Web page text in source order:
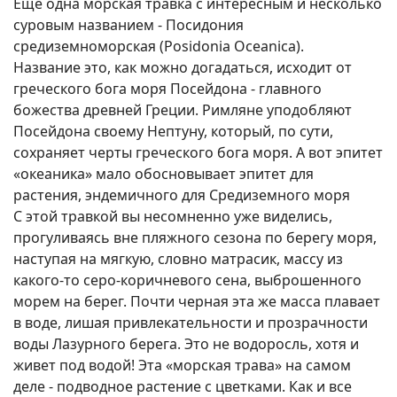
суровым названием - Посидония
средиземноморская (Posidonia Oceanica).
Название это, как можно догадаться, исходит от
греческого бога моря Посейдона - главного
божества древней Греции. Римляне уподобляют
Посейдона своему Нептуну, который, по сути,
сохраняет черты греческого бога моря. А вот эпитет
«океаника» мало обосновывает эпитет для
растения, эндемичного для Средиземного моря
С этой травкой вы несомненно уже виделись,
прогуливаясь вне пляжного сезона по берегу моря,
наступая на мягкую, словно матрасик, массу из
какого-то серо-коричневого сена, выброшенного
морем на берег. Почти черная эта же масса плавает
в воде, лишая привлекательности и прозрачности
воды Лазурного берега. Это не водоросль, хотя и
живет под водой! Эта «морская трава» на самом
деле - подводное растение с цветками. Как и все